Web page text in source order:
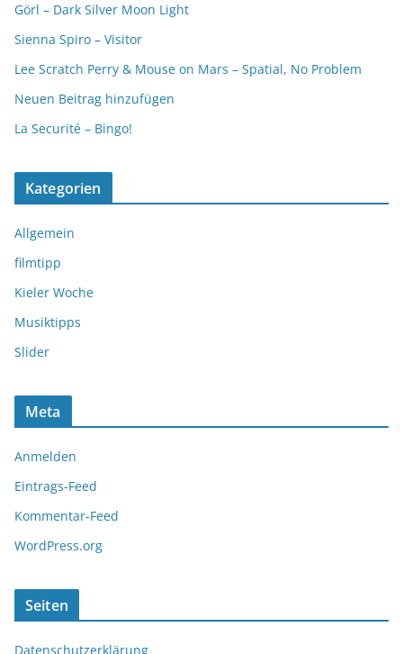
Görl – Dark Silver Moon Light
Sienna Spiro – Visitor
Lee Scratch Perry & Mouse on Mars – Spatial, No Problem
Neuen Beitrag hinzufügen
La Securité – Bingo!
Kategorien
Allgemein
filmtipp
Kieler Woche
Musiktipps
Slider
Meta
Anmelden
Eintrags-Feed
Kommentar-Feed
WordPress.org
Seiten
Datenschutzerklärung